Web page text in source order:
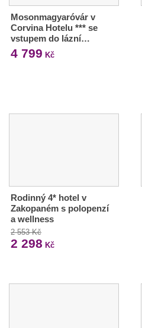
Mosonmagyaróvár v
Corvina Hotelu *** se
vstupem do lázní…
4 799 Kč
Rodinný 4* hotel v
Zakopaném s polopenzí
a wellness
2 553 Kč
2 298 Kč